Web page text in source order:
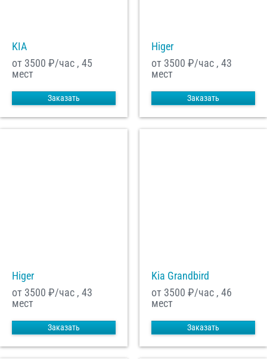
KIA
от 3500 ₽/час , 45
мест
Заказать
Higer
от 3500 ₽/час , 43
мест
Заказать
Higer
от 3500 ₽/час , 43
мест
Заказать
Kia Grandbird
от 3500 ₽/час , 46
мест
Заказать